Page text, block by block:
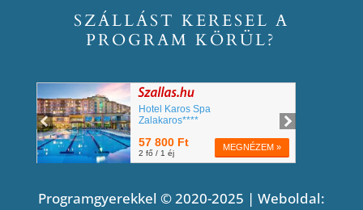
SZÁLLÁST KERESEL A
PROGRAM KÖRÜL?
Programgyerekkel © 2020-2025 | Weboldal: